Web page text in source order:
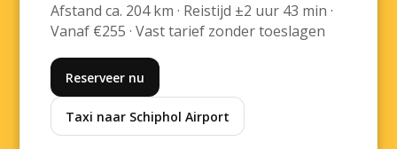
Afstand ca. 204 km · Reistijd ±2 uur 43 min ·
Vanaf €255 · Vast tarief zonder toeslagen
Reserveer nu
Taxi naar Schiphol Airport